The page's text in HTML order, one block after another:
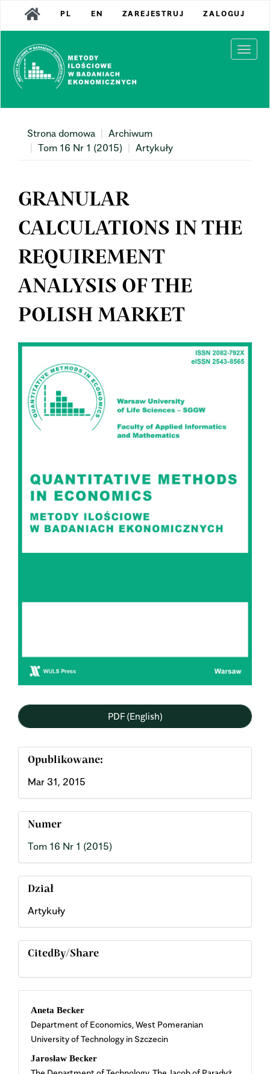
Main
Navigation
Content
Sidebar
PL EN ZAREJESTRUJ ZALOGUJ
Strona domowa
Archiwum
Tom 16 Nr 1 (2015)
Artykuły
GRANULAR
CALCULATIONS IN THE
REQUIREMENT
ANALYSIS OF THE
POLISH MARKET
Sidebar
PDF (English)
Opublikowane:
Mar 31, 2015
Numer
Tom 16 Nr 1 (2015)
Dział
Artykuły
CitedBy/Share
Main
Article
Content
Aneta Becker
Department of Economics, West Pomeranian
University of Technology in Szczecin
Jarosław Becker